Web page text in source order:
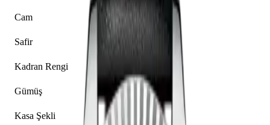
Cam
Safir
Kadran Rengi
Gümüş
Kasa Şekli